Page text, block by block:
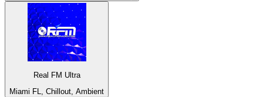
Real FM Ultra
Miami FL, Chillout, Ambient